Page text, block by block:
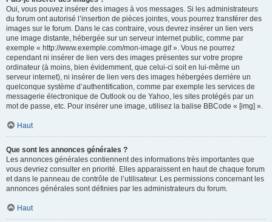
Oui, vous pouvez insérer des images à vos messages. Si les administrateurs
du forum ont autorisé l’insertion de pièces jointes, vous pourrez transférer des
images sur le forum. Dans le cas contraire, vous devrez insérer un lien vers
une image distante, hébergée sur un serveur internet public, comme par
exemple « http://www.exemple.com/mon-image.gif ». Vous ne pourrez
cependant ni insérer de lien vers des images présentes sur votre propre
ordinateur (à moins, bien évidemment, que celui-ci soit en lui-même un
serveur internet), ni insérer de lien vers des images hébergées derrière un
quelconque système d’authentification, comme par exemple les services de
messagerie électronique de Outlook ou de Yahoo, les sites protégés par un
mot de passe, etc. Pour insérer une image, utilisez la balise BBCode « [img] ».
Haut
Que sont les annonces générales ?
Les annonces générales contiennent des informations très importantes que
vous devriez consulter en priorité. Elles apparaissent en haut de chaque forum
et dans le panneau de contrôle de l’utilisateur. Les permissions concernant les
annonces générales sont définies par les administrateurs du forum.
Haut